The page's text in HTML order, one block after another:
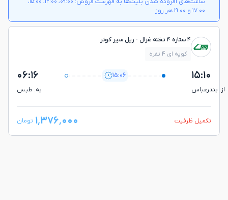
۱۷:۰۰ و ۱۹:۰۰ هر روز
۴ ستاره ۴ تخته غزال - ريل سير كوثر
کوپه ای 4 نفره
۱۵:۱۰
از: بندرعباس
15:06 ۰۶:۱۶
به: طبس
تکمیل ظرفیت ۱٬۳۷۶٬۰۰۰ تومان